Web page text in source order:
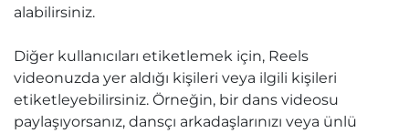
alabilirsiniz.
Diğer kullanıcıları etiketlemek için, Reels
videonuzda yer aldığı kişileri veya ilgili kişileri
etiketleyebilirsiniz. Örneğin, bir dans videosu
paylaşıyorsanız, dansçı arkadaşlarınızı veya ünlü